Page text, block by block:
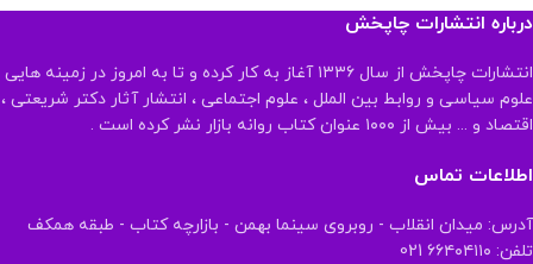
درباره انتشارات چاپخش
انتشارات چاپخش از سال ۱۳۳۶ آغاز به کار کرده و تا به امروز در زمینه هایی
علوم سیاسی و روابط بین الملل ، علوم اجتماعی ، انتشار آثار دکتر شریعتی ،
اقتصاد و ... بیش از ۱۰۰۰ عنوان کتاب روانه بازار نشر کرده است .
اطلاعات تماس
آدرس: میدان انقلاب - روبروی سینما بهمن - بازارچه کتاب - طبقه همکف
تلفن: ۶۶۴۰۴۱۱۰ 021